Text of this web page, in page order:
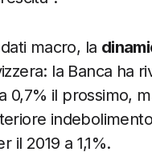
macro, la
la Banca ha
0,7% il prossimo,
il 2019 a 1,1%.